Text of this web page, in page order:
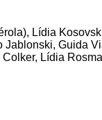
Lídia
Jablonski, Guida
Lídia